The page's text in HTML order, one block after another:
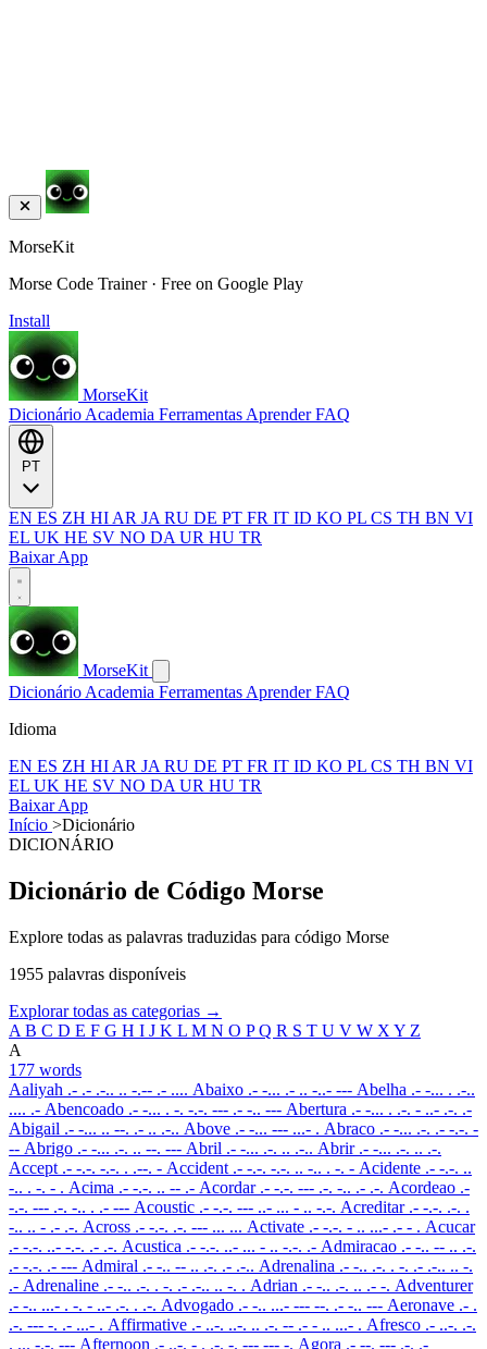
MorseKit
Morse Code Trainer · Free on Google Play
Install
MorseKit
Dicionário Academia Ferramentas AprenderFAQ
EN ES ZH HI AR JA RU DE PT FR IT ID KO PL CS TH BN VI
EL UK HE SV NO DA UR HU TR
Baixar App
MorseKit
Dicionário Academia Ferramentas AprenderFAQ
Idioma
EN ES ZH HI AR JA RU DE PT FR IT ID KO PL CS TH BN VI
EL UK HE SV NO DA UR HU TR
Baixar App
Início >Dicionário
DICIONÁRIO
Dicionário de Código Morse
Explore todas as palavras traduzidas para código Morse
1955 palavras disponíveis
Explorar todas as categorias →
A B C D E F G H I J K L M N O PQ R S T U V W X Y Z
A
177 words
Aaliyah .- .- .-.. .. -.-- .- .... Abaixo .- -... .- .. -..- --- Abelha .- -... . .-..
.... .- Abencoado .- -... . -. -.-. --- .- -.. --- Abertura .- -... . .-. - ..- .-. .-
Abigail .- -... .. --. .- .. .-.. Above .- -... --- ...- . Abraco .- -... .-. .- -.-. -
-- Abrigo .- -... .-. .. --. --- Abril .- -... .-. .. .-.. Abrir .- -... .-. .. .-.
Accept .- -.-. -.-. . .--. - Accident .- -.-. -.-. .. -.. . -. - Acidente .- -.-. ..
-.. . -. - . Acima .- -.-. .. -- .- Acordar .- -.-. --- .-. -.. .- .-. Acordeao .-
-.-. --- .-. -.. . .- --- Acoustic .- -.-. --- ..- ... - .. -.-. Acreditar .- -.-. .-. .
-.. .. - .- .-. Across .- -.-. .-. --- ... ... Activate .- -.-. - .. ...- .- - . Acucar
.- -.-. ..- -.-. .- .-. Acustica .- -.-. ..- ... - .. -.-. .- Admiracao .- -.. -- .. .-.
.- -.-. .- --- Admiral .- -.. -- .. .-. .- .-.. Adrenalina .- -.. .-. . -. .- .-.. .. -.
.- Adrenaline .- -.. .-. . -. .- .-.. .. -. . Adrian .- -.. .-. .. .- -. Adventurer
.- -.. ...- . -. - ..- .-. . .-. Advogado .- -.. ...- --- --. .- -.. --- Aeronave .- .
.-. --- -. .- ...- . Affirmative .- ..-. ..-. .. .-. -- .- - .. ...- . Afresco .- ..-. .-.
. ... -.-. --- Afternoon .- ..-. - . .-. -. --- --- -. Agora .- --. --- .-. .-